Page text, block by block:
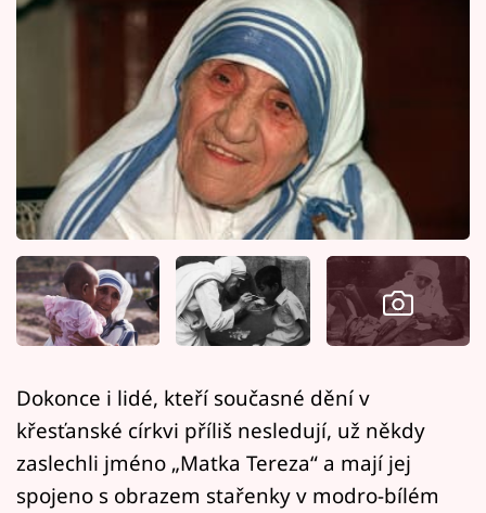
Horoskopy
Sledujte prima+
Filmový festival Karlovy Vary
Pořady
Mámy sobě
Sledujte nás
Dokonce i lidé, kteří současné dění v
křesťanské církvi příliš nesledují, už někdy
zaslechli jméno „Matka Tereza“ a mají jej
spojeno s obrazem stařenky v modro-bílém